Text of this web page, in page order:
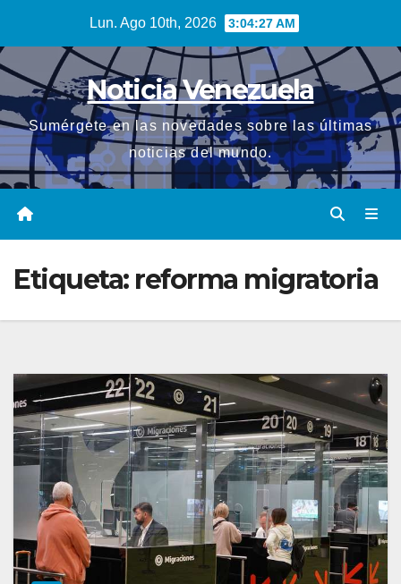
contenido
Lun. Ago 10th, 2026 3:04:27 AM
Noticia Venezuela
Sumérgete en las novedades sobre las últimas
noticias del mundo.
Etiqueta: reforma migratoria